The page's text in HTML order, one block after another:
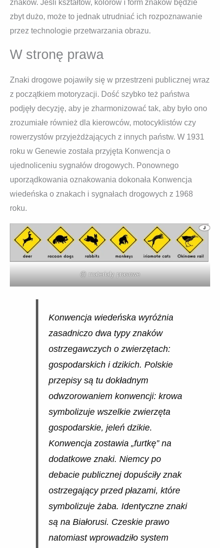
znaków. Jeśli kształtów, kolorów i form znaków będzie
zbyt dużo, może to jednak utrudniać ich rozpoznawanie
przez technologie przetwarzania obrazu.
W stronę prawa
Znaki drogowe pojawiły się w przestrzeni publicznej wraz
z początkiem motoryzacji. Dość szybko też państwa
podjęły decyzję, aby je zharmonizować tak, aby było ono
zrozumiałe również dla kierowców, motocyklistów czy
rowerzystów przyjeżdżających z innych państw. W 1931
roku w Genewie została przyjęta Konwencja o
ujednoliceniu sygnałów drogowych. Ponownego
uporządkowania oznakowania dokonała Konwencja
wiedeńska o znakach i sygnałach drogowych z 1968
roku.
@ materiały prasowe
Konwencja wiedeńska wyróżnia
zasadniczo dwa typy znaków
ostrzegawczych o zwierzętach:
gospodarskich i dzikich. Polskie
przepisy są tu dokładnym
odwzorowaniem konwencji: krowa
symbolizuje wszelkie zwierzęta
gospodarskie, jeleń dzikie.
Konwencja zostawia „furtkę” na
dodatkowe znaki. Niemcy po
debacie publicznej dopuściły znak
ostrzegający przed płazami, które
symbolizuje żaba. Identyczne znaki
są na Białorusi. Czeskie prawo
natomiast wprowadziło system